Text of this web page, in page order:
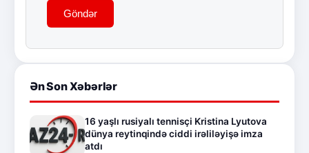
Göndər
Ən Son Xəbərlər
16 yaşlı rusiyalı tennisçi Kristina Lyutova
dünya reytinqində ciddi irəliləyişə imza
atdı